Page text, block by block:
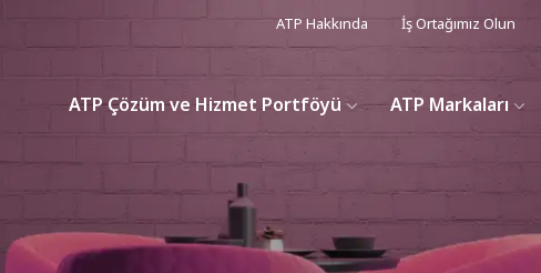
ATP Hakkında İş Ortağımız Olun
ATP Çözüm ve Hizmet Portföyü ATP Markaları